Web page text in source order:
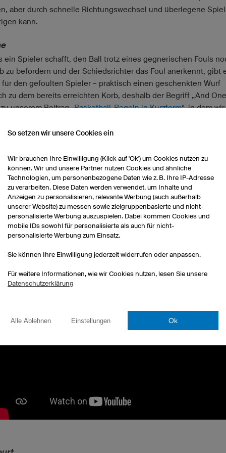
aber durch schnelle Richtungswechsel und überlegene
kann.
ein Spieler schafft, den Ball trotz eines gegnerischen Fouls
zu befördern und der Schiedsrichter das Foul anerkennt, gibt
für den gefoulten Spieler – praktisch einen geschenkten Wurf
zu dem bereits erreichten Korb, deshalb der Begriff „And
unserem Beitrag „Basketball-Regeln in Kurzform“, in dem
Fouls und ihre Strafen erklären.
die die Vorlage zu einem erfolgreichen Korbwurf bilden,
Sie werden pro Spieler und Spiel gelistet und sind
weil sie am Ende eines Spiels objektive Vergleiche über die
der Basketballer zulassen, denn ohne Assists gibt es keine
deutlich weniger Körbe.
wissen, wie Sie selbst mehr Assists im Basketball erreichen
Das lässt sich trainieren! Im folgenden Video erfahren Sie,
Ihnen helfen, Pässe für den entscheidenden Korb zu spielen.
So setzen wir unsere Cookies ein
Wir brauchen Ihre Einwilligung (Klick auf 'Ok') um Cookies nutzen zu
können. Wir und unsere Partner nutzen Cookies und ähnliche
Technologien, um personenbezogene Daten wie z. B. Ihre IP-Adresse
zu verarbeiten. Diese Daten werden verwendet, um Inhalte und
Anzeigen zu personalisieren, relevante Werbung (auch außerhalb
unserer Website) zu messen sowie zielgruppenbasierte und nicht-
personalisierte Werbung auszuspielen. Dabei kommen Cookies und
mobile IDs sowohl für personalisierte als auch für nicht-
personalisierte Werbung zum Einsatz.
Sie können Ihre Einwilligung jederzeit widerrufen oder anpassen.
Für weitere Informationen, wie wir Cookies nutzen, lesen Sie unsere
Datenschutzerklärung
Alle Ablehnen Einstellungen Ok